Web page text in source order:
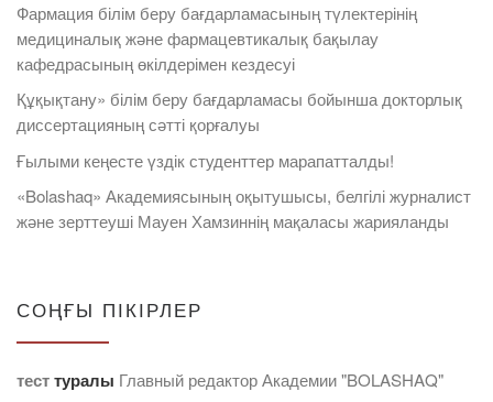
Фармация білім беру бағдарламасының түлектерінің
медициналық және фармацевтикалық бақылау
кафедрасының өкілдерімен кездесуі
Құқықтану» білім беру бағдарламасы бойынша докторлық
диссертацияның сәтті қорғалуы
Ғылыми кеңесте үздік студенттер марапатталды!
«Bolashaq» Академиясының оқытушысы, белгілі журналист
және зерттеуші Мауен Хамзиннің мақаласы жарияланды
СОҢҒЫ ПІКІРЛЕР
тесттуралы Главный редактор Академии "BOLASHAQ"